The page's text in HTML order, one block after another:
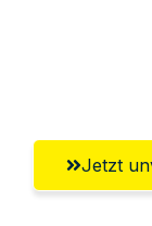
Jetzt